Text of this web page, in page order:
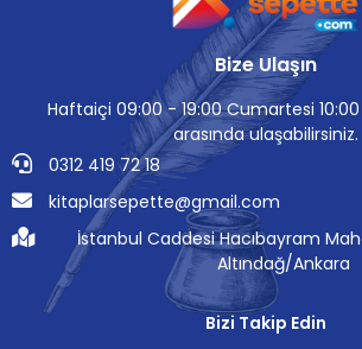
Bize Ulaşın
Haftaiçi 09:00 - 19:00 Cumartesi
arasında ulaşabilirsiniz.
0312 419 72 18
kitaplarsepette@gmail.com
İstanbul Caddesi Hacıbayram
Altındağ/Ankara
Bizi Takip Edin